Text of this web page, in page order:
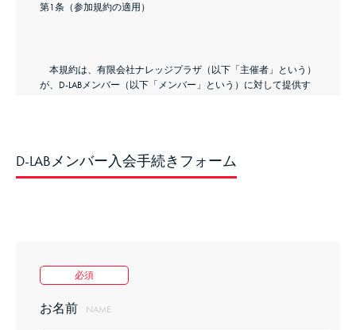
第1条（参加規約の適用）
本規約は、有限会社ナレッジプラザ（以下「主催者」という）
が、D-LABメンバー（以下「メンバー」という）に対して提供す
第2条（当サービスの目的）
材及び情報交換の機会を提供する目的で行われます。
D-LABメンバー入会手続きフォーム
必須
お名前 NAME